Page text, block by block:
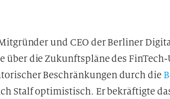
und CEO der Berliner
über die Zukunftspläne des
Beschränkungen durch die
Stalf optimistisch. Er bekräftigte